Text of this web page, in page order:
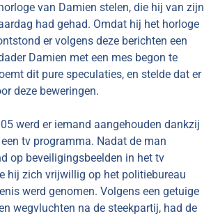
van Damien stelen, die hij van zijn
had gehad. Omdat hij het horloge
er volgens deze berichten een
Damien met een mes begon te
dit pure speculaties, en stelde dat er
deze beweringen.
werd er iemand aangehouden dankzij
tv programma. Nadat de man
op beveiligingsbeelden in het tv
hij zich vrijwillig op het politiebureau
werd genomen. Volgens een getuige
wegvluchten na de steekpartij, had de